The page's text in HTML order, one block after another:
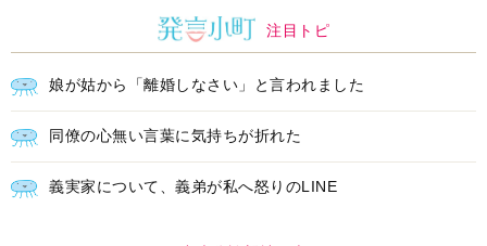
インフォメーション
ＡＩで始める遺言を書く前の準
耳にすっぽり！オーティコン補